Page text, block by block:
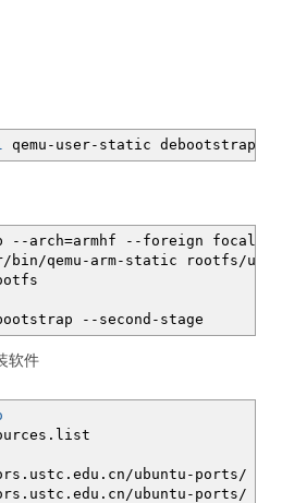
qemu-user-static debootstrap
--arch=armhf --foreign focal .
/ bin /qemu-arm-static rootfs /usr
--second-stage
软件
/ubuntu-ports /
/ubuntu-ports /